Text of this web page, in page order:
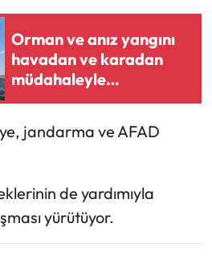
Orman ve anız yangını
havadan ve karadan
müdahaleyle
söndürüldü
jandarma ve AFAD
de yardımıyla
yürütüyor.